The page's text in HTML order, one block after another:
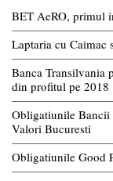
BET AeRO, primul
Laptaria cu Caimac
Banca Transilvania
din profitul pe 2018
Obligatiunile Bancii
Valori Bucuresti
Obligatiunile Good